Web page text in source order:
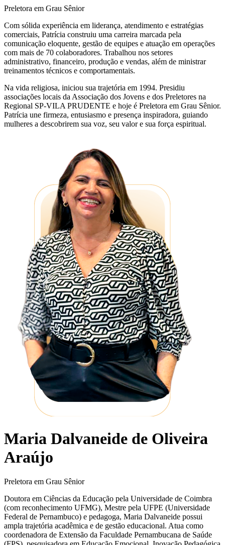
Preletora em Grau Sênior
Com sólida experiência em liderança, atendimento e estratégias
comerciais, Patrícia construiu uma carreira marcada pela
comunicação eloquente, gestão de equipes e atuação em operações
com mais de 70 colaboradores. Trabalhou nos setores
administrativo, financeiro, produção e vendas, além de ministrar
treinamentos técnicos e comportamentais.
Na vida religiosa, iniciou sua trajetória em 1994. Presidiu
associações locais da Associação dos Jovens e dos Preletores na
Regional SP-VILA PRUDENTE e hoje é Preletora em Grau Sênior.
Patrícia une firmeza, entusiasmo e presença inspiradora, guiando
mulheres a descobrirem sua voz, seu valor e sua força espiritual.
Maria Dalvaneide de Oliveira
Araújo
Preletora em Grau Sênior
Doutora em Ciências da Educação pela Universidade de Coimbra
(com reconhecimento UFMG), Mestre pela UFPE (Universidade
Federal de Pernambuco) e pedagoga, Maria Dalvaneide possui
ampla trajetória acadêmica e de gestão educacional. Atua como
coordenadora de Extensão da Faculdade Pernambucana de Saúde